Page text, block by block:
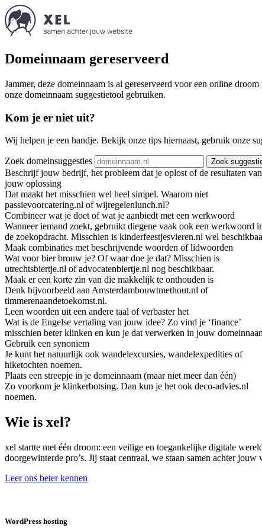
Domeinnaam gereserveerd
Jammer, deze domeinnaam is al gereserveerd voor een online
onze domeinnaam suggestietool gebruiken.
Kom je er niet uit?
Wij helpen je een handje. Bekijk onze tips hiernaast, gebruik onze
Zoek domeinsuggesties Zoek
Beschrijf jouw bedrijf, het probleem dat je oplost of de resultaten van
jouw oplossing
Dat maakt het misschien wel heel simpel. Waarom niet
passievoorcatering.nl of wijregelenlunch.nl?
Combineer wat je doet of wat je aanbiedt met een werkwoord
Wanneer iemand zoekt, gebruikt diegene vaak ook een werkwoord
de zoekopdracht. Misschien is kinderfeestjesvieren.nl wel
Maak combinaties met beschrijvende woorden of lidwoorden
Wat voor bier brouw je? Of waar doe je dat? Misschien is
utrechtsbiertje.nl of advocatenbiertje.nl nog beschikbaar.
Maak er een korte zin van die makkelijk te onthouden is
Denk bijvoorbeeld aan Amsterdambouwtmethout.nl of
timmerenaandetoekomst.nl.
Leen woorden uit een andere taal of verbaster het
Wat is de Engelse vertaling van jouw idee? Zo vind je ‘finance’
misschien beter klinken en kun je dat verwerken in jouw
Gebruik een synoniem
Je kunt het natuurlijk ook wandelexcursies, wandelexpedities of
hiketochten noemen.
Plaats een streepje in je domeinnaam (maar niet meer dan één)
Zo voorkom je klinkerbotsing. Dan kun je het ook deco-advies.nl
noemen.
Wie is xel?
xel startte met één droom: een veilige en toegankelijke digitale
doorgewinterde pro’s. Jij staat centraal, we staan samen achter
Leer ons beter kennen
WordPress hosting